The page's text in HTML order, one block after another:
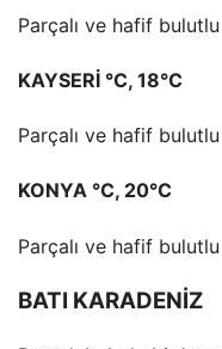
Parçalı ve hafif bulutlu
KAYSERİ °C, 18°C
Parçalı ve hafif bulutlu
KONYA °C, 20°C
Parçalı ve hafif bulutlu
BATI KARADENİZ